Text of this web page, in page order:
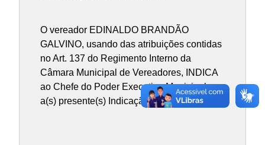
O vereador EDINALDO BRANDÃO
GALVINO, usando das atribuições contidas
no Art. 137 do Regimento Interno da
Câmara Municipal de Vereadores, INDICA
ao Chefe do Poder Executivo Municipal,
a(s) presente(s) Indicação: